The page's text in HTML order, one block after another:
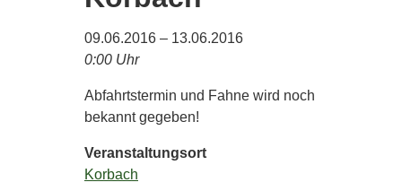
09.06.2016 – 13.06.2016
0:00 Uhr
Abfahrtstermin und Fahne wird noch
bekannt gegeben!
Veranstaltungsort
Korbach